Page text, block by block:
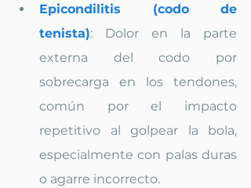
Epicondilitis (codo de
tenista): Dolor en la parte
externa del codo por
sobrecarga en los tendones,
común por el impacto
repetitivo al golpear la bola,
especialmente con palas duras
o agarre incorrecto.